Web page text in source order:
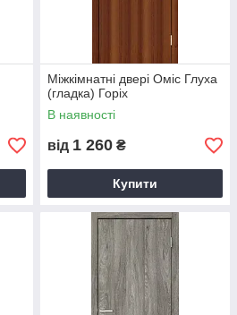
Міжкімнатні двері Оміс Глуха
(гладка) Горіх
В наявності
від 1 260 ₴
Купити